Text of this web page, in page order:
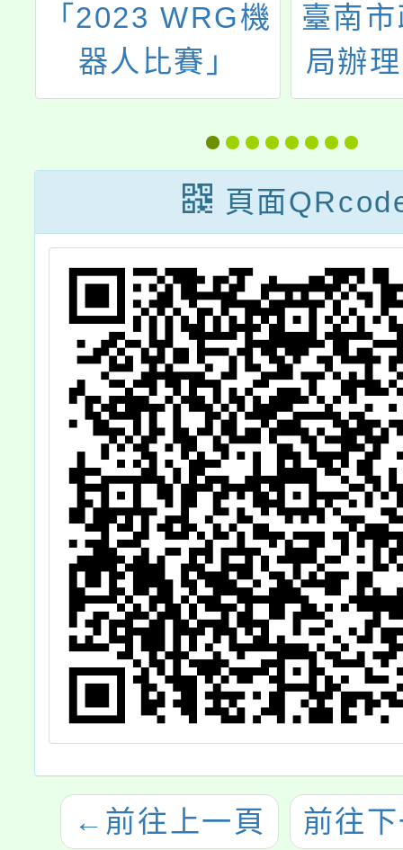
臺南市政府衛生
局辦理「114年
臺南市青少年性
傳染病防治衛教
徵稿比賽」
主
「113
愛文
一屆
賽」
請 貴
告周
勵貴
參加
頁面
← 前往上一頁 前往